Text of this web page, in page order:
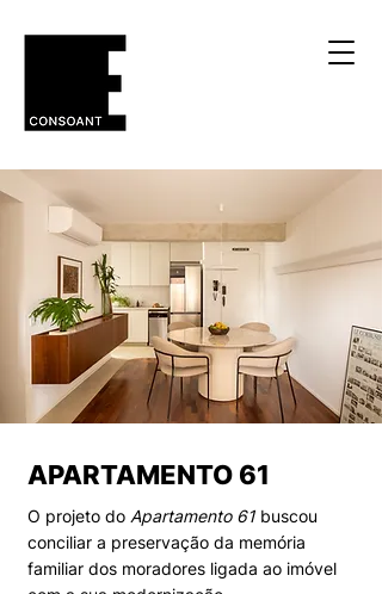
APARTAMENTO 61
O projeto do Apartamento 61 buscou
conciliar a preservação da memória
familiar dos moradores ligada ao imóvel